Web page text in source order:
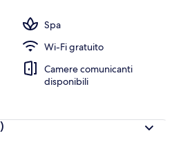
Spa
Wi-Fi gratuito
Camere comunicanti
disponibili